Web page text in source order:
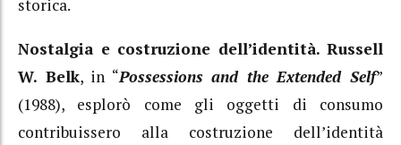
storica.
Nostalgia e costruzione dell’identità. Russell
W. Belk, in “Possessions and the Extended Self”
(1988), esplorò come gli oggetti di consumo
contribuissero alla costruzione dell’identità